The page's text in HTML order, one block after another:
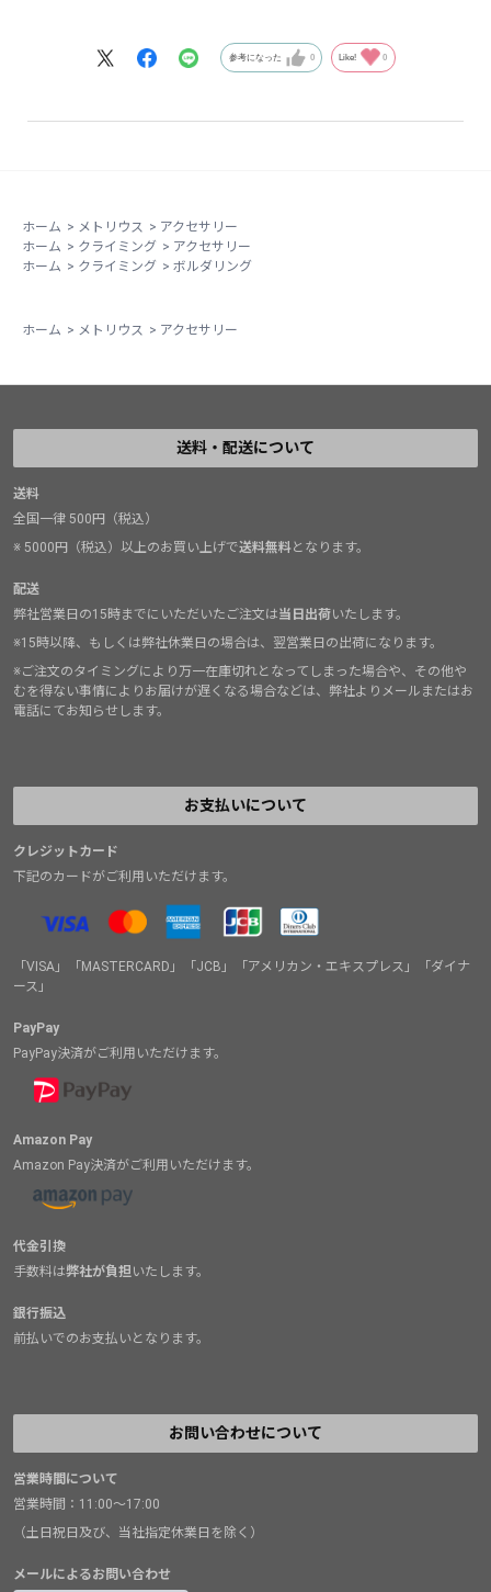
ブラシの形状もありポケットなどは特にそう感じまし
参考になった 0 Like! 0
ブラシでも良いのではと感じます。
・マイナーなルートを登ることが多いクライマーや開拓
クライマー
→ホールド掃除の初期はビーガンボルダリングブラシ、
シ、と使い分けるのが良いように思います。
ホーム > メトリウス > アクセサリー
ホーム > クライミング > アクセサリー
ホーム > クライミング > ボルダリング
ホーム > メトリウス > アクセサリー
送料・配送について
送料
全国一律 500円（税込）
※ 5000円（税込）以上のお買い上げで送料無料となります。
配送
弊社営業日の15時までにいただいたご注文は当日出荷いたします。
※15時以降、もしくは弊社休業日の場合は、翌営業日の出荷になります。
※ご注文のタイミングにより万一在庫切れとなってしまった場合や、その他や
むを得ない事情によりお届けが遅くなる場合などは、弊社よりメールまたはお
電話にてお知らせします。
お支払いについて
クレジットカード
下記のカードがご利用いただけます。
「VISA」「MASTERCARD」「JCB」「アメリカン・エキスプレス」「ダイナ
ース」
PayPay
PayPay決済がご利用いただけます。
Amazon Pay
Amazon Pay決済がご利用いただけます。
代金引換
手数料は弊社が負担 いたします。
銀行振込
前払いでのお支払いとなります。
お問い合わせについて
営業時間について
営業時間：11:00～17:00
（土日祝日及び、当社指定休業日を除く）
メールによるお問い合わせ